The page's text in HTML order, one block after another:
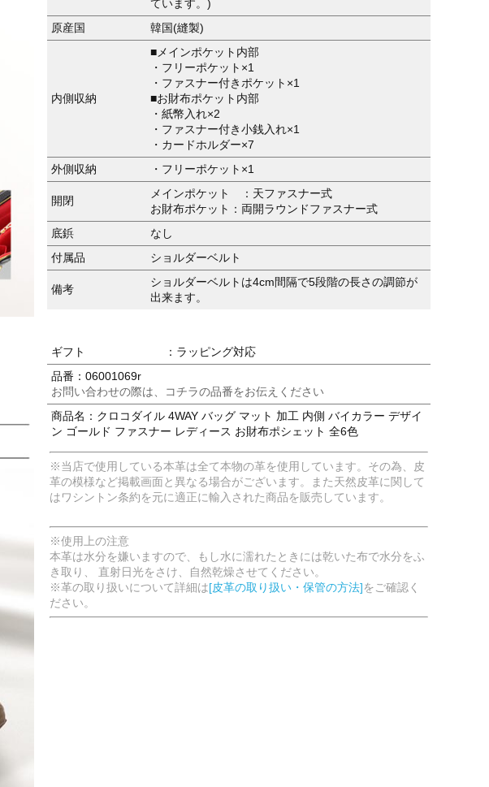
ています。)
原産国
韓国(縫製)
内側収納
■メインポケット内部
・フリーポケット×1
・ファスナー付きポケット×1
■お財布ポケット内部
・紙幣入れ×2
・ファスナー付き小銭入れ×1
・カードホルダー×7
外側収納
・フリーポケット×1
開閉
メインポケット ：天ファスナー式
お財布ポケット：両開ラウンドファスナー式
底鋲
なし
付属品
ショルダーベルト
備考
ショルダーベルトは4cm間隔で5段階の長さの調節が
出来ます。
ギフト
：ラッピング対応
品番：06001069r
お問い合わせの際は、コチラの品番をお伝えください
商品名：クロコダイル 4WAY バッグ マット 加工 内側 バイカラー デザイ
ン ゴールド ファスナー レディース お財布ポシェット 全6色
※当店で使用している本革は全て本物の革を使用しています。その為、皮
革の模様など掲載画面と異なる場合がございます。また天然皮革に関して
はワシントン条約を元に適正に輸入された商品を販売しています。
※使用上の注意
本革は水分を嫌いますので、もし水に濡れたときには乾いた布で水分をふ
き取り、 直射日光をさけ、自然乾燥させてください。
※革の取り扱いについて詳細は[皮革の取り扱い・保管の方法]をご確認く
ださい。